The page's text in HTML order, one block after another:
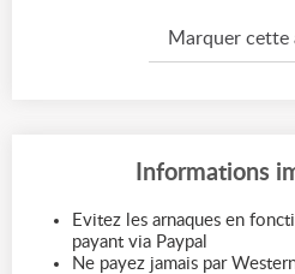
Informations
Evitez les arnaques en
payant via Paypal
Ne payez jamais par